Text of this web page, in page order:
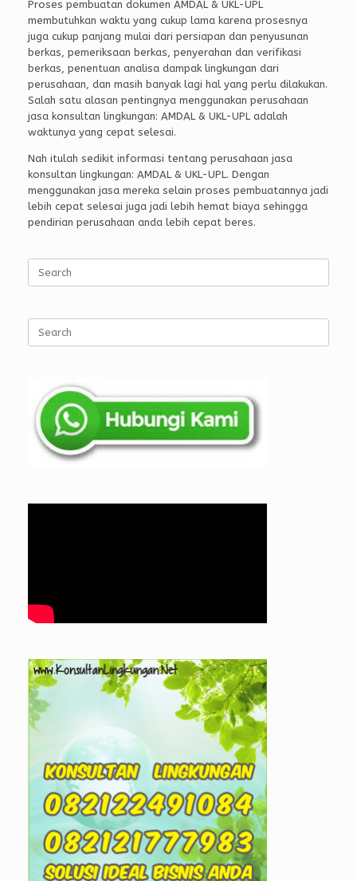
Proses pembuatan dokumen AMDAL & UKL-UPL
membutuhkan waktu yang cukup lama karena prosesnya
juga cukup panjang mulai dari persiapan dan penyusunan
berkas, pemeriksaan berkas, penyerahan dan verifikasi
berkas, penentuan analisa dampak lingkungan dari
perusahaan, dan masih banyak lagi hal yang perlu dilakukan.
Salah satu alasan pentingnya menggunakan perusahaan
jasa konsultan lingkungan: AMDAL & UKL-UPL adalah
waktunya yang cepat selesai.
Nah itulah sedikit informasi tentang perusahaan jasa
konsultan lingkungan: AMDAL & UKL-UPL. Dengan
menggunakan jasa mereka selain proses pembuatannya jadi
lebih cepat selesai juga jadi lebih hemat biaya sehingga
pendirian perusahaan anda lebih cepat beres.
for:
for: